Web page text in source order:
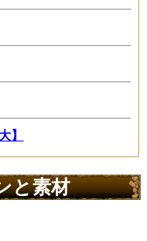
】
と素材